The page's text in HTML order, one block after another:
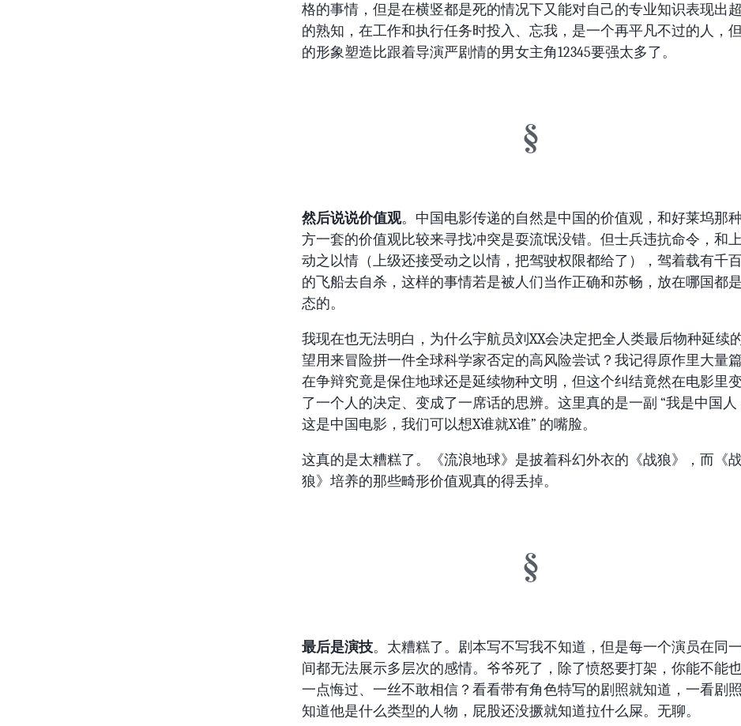
格的事情，但是在横竖都是死的情况下又能对自己的专业知识表现出
的熟知，在工作和执行任务时投入、忘我，是一个再平凡不过的人，
的形象塑造比跟着导演严剧情的男女主角12345要强太多了。
然后说说价值观。中国电影传递的自然是中国的价值观，和好莱坞那
方一套的价值观比较来寻找冲突是耍流氓没错。但士兵违抗命令，和
动之以情（上级还接受动之以情，把驾驶权限都给了），驾着载有千
的飞船去自杀，这样的事情若是被人们当作正确和苏畅，放在哪国都
态的。
我现在也无法明白，为什么宇航员刘XX会决定把全人类最后物种延续
望用来冒险拼一件全球科学家否定的高风险尝试？我记得原作里大量
在争辩究竟是保住地球还是延续物种文明，但这个纠结竟然在电影里
了一个人的决定、变成了一席话的思辨。这里真的是一副 “我是中国人
这是中国电影，我们可以想X谁就X谁” 的嘴脸。
这真的是太糟糕了。《流浪地球》是披着科幻外衣的《战狼》，而《
狼》培养的那些畸形价值观真的得丢掉。
最后是演技。太糟糕了。剧本写不写我不知道，但是每一个演员在同
间都无法展示多层次的感情。爷爷死了，除了愤怒要打架，你能不能
一点悔过、一丝不敢相信？看看带有角色特写的剧照就知道，一看剧
知道他是什么类型的人物，屁股还没撅就知道拉什么屎。无聊。